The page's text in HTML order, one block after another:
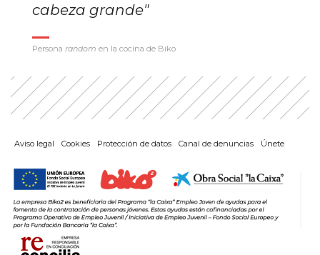
cabeza grande"
Persona random en la cocina de Biko
Aviso legal Cookies Protección de datos Canal de denuncias Únete